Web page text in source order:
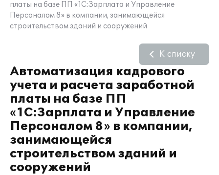
платы на базе ПП «1С:Зарплата и Управление
Персоналом 8» в компании, занимающейся
строительством зданий и сооружений
Автоматизация кадрового
учета и расчета заработной
платы на базе ПП
«1С:Зарплата и Управление
Персоналом 8» в компании,
занимающейся
строительством зданий и
сооружений
К списку